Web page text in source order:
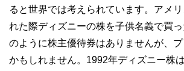
ると世界では考えられています。アメ
れた際ディズニーの株を子供名義で買
のように株主優待券はありませんが、
かもしれません。1992年ディズニー株